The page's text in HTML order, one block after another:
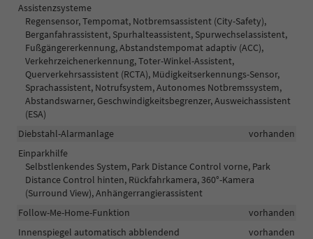
Assistenzsysteme
Regensensor, Tempomat, Notbremsassistent (City-Safety),
Berganfahrassistent, Spurhalteassistent, Spurwechselassistent,
Fußgängererkennung, Abstandstempomat adaptiv (ACC),
Verkehrzeichenerkennung, Toter-Winkel-Assistent,
Querverkehrsassistent (RCTA), Müdigkeitserkennungs-Sensor,
Sprachassistent, Notrufsystem, Autonomes Notbremssystem,
Abstandswarner, Geschwindigkeitsbegrenzer, Ausweichassistent
(ESA)
Diebstahl-Alarmanlage
vorhanden
Einparkhilfe
Selbstlenkendes System, Park Distance Control vorne, Park
Distance Control hinten, Rückfahrkamera, 360°-Kamera
(Surround View), Anhängerrangierassistent
Follow-Me-Home-Funktion
vorhanden
Innenspiegel automatisch abblendend
vorhanden